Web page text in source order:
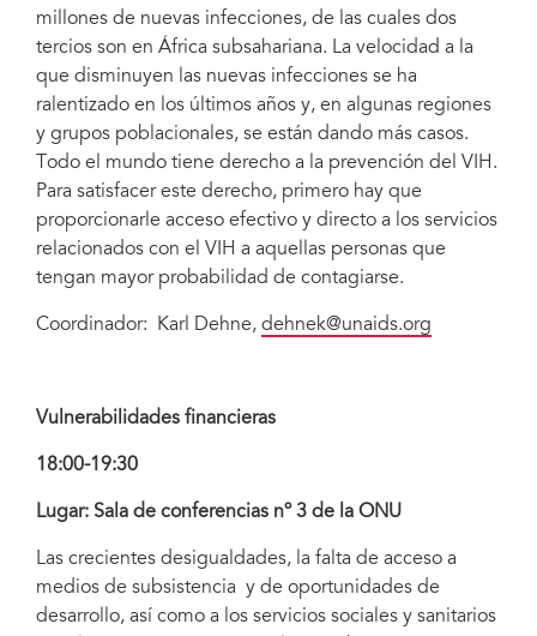
millones de nuevas infecciones, de las cuales dos
tercios son en África subsahariana. La velocidad a la
que disminuyen las nuevas infecciones se ha
ralentizado en los últimos años y, en algunas regiones
y grupos poblacionales, se están dando más casos.
Todo el mundo tiene derecho a la prevención del VIH.
Para satisfacer este derecho, primero hay que
proporcionarle acceso efectivo y directo a los servicios
relacionados con el VIH a aquellas personas que
tengan mayor probabilidad de contagiarse.
Coordinador: Karl Dehne, dehnek@unaids.org
Vulnerabilidades financieras
18:00-19:30
Lugar: Sala de conferencias nº 3 de la ONU
Las crecientes desigualdades, la falta de acceso a
medios de subsistencia y de oportunidades de
desarrollo, así como a los servicios sociales y sanitarios